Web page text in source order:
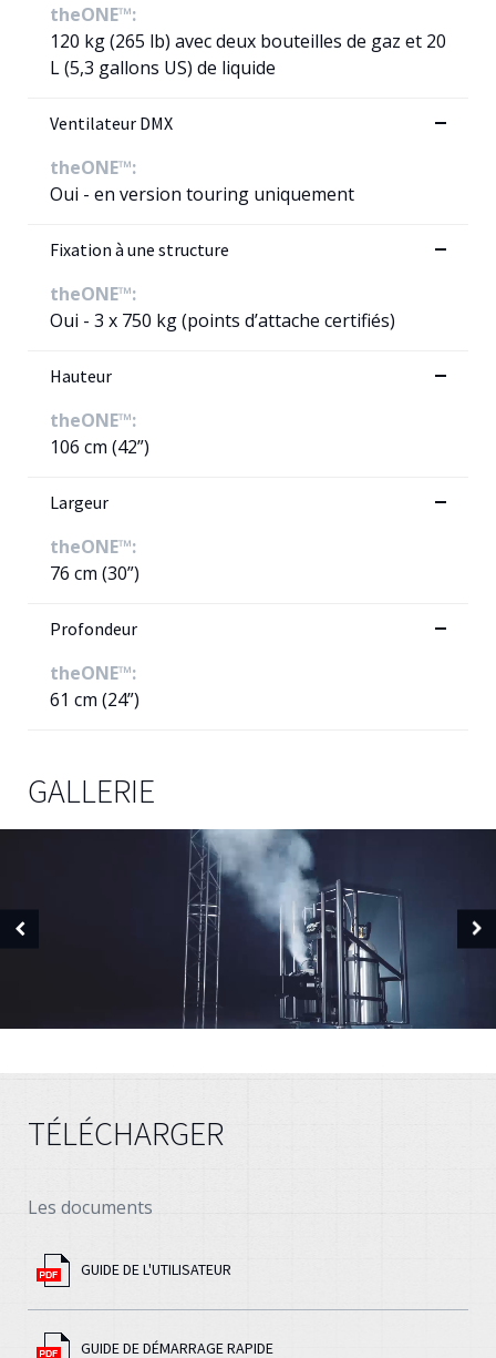
theONE™:
120 kg (265 lb) avec deux bouteilles de gaz et 20
L (5,3 gallons US) de liquide
Ventilateur DMX
theONE™:
Oui - en version touring uniquement
Fixation à une structure
theONE™:
Oui - 3 x 750 kg (points d’attache certifiés)
Hauteur
theONE™:
106 cm (42”)
Largeur
theONE™:
76 cm (30”)
Profondeur
theONE™:
61 cm (24”)
GALLERIE
TÉLÉCHARGER
Les documents
GUIDE DE L'UTILISATEUR
GUIDE DE DÉMARRAGE RAPIDE